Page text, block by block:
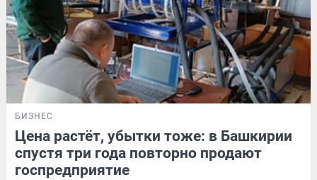
БИЗНЕС
Цена растёт, убытки тоже: в Башкирии
спустя три года повторно продают
госпредприятие